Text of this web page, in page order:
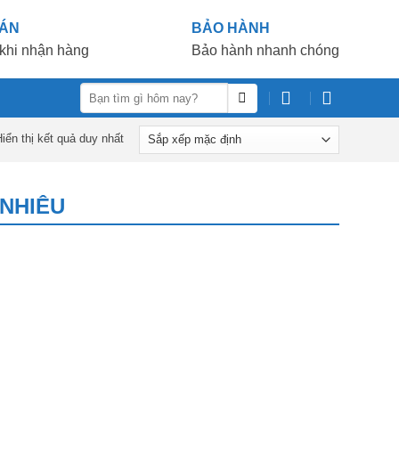
nhận hàng
BẢO HÀNH
Bảo hành nhanh chóng
kiếm:
thị kết quả duy nhất